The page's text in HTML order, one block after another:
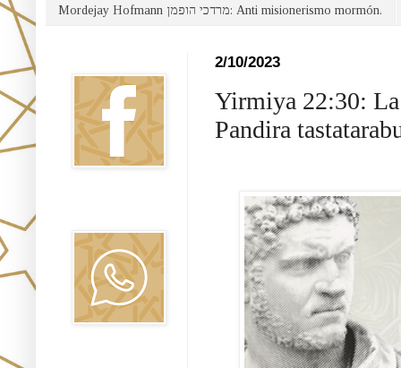
Mordejay Hofmann מרדכי הופמן: Anti misionerismo mormón.
2/10/2023
Yirmiya 22:30: La
Pandira